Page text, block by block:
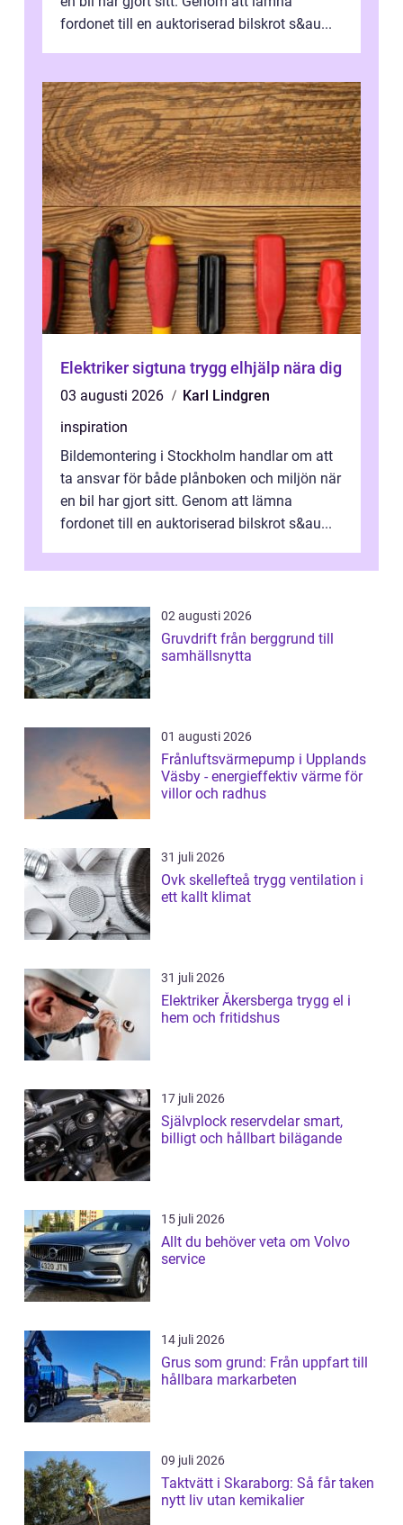
fordonet till en auktoriserad bilskrot s&au...
Elektriker sigtuna trygg elhjälp nära dig
03 augusti 2026
Karl Lindgren
inspiration
Bildemontering i Stockholm handlar om att
ta ansvar för både plånboken och miljön när
en bil har gjort sitt. Genom att lämna
fordonet till en auktoriserad bilskrot s&au...
02 augusti 2026
Gruvdrift från berggrund till
samhällsnytta
01 augusti 2026
Frånluftsvärmepump i Upplands
Väsby - energieffektiv värme för
villor och radhus
31 juli 2026
Ovk skellefteå trygg ventilation i
ett kallt klimat
31 juli 2026
Elektriker Åkersberga trygg el i
hem och fritidshus
17 juli 2026
Självplock reservdelar smart,
billigt och hållbart bilägande
15 juli 2026
Allt du behöver veta om Volvo
service
14 juli 2026
Grus som grund: Från uppfart till
hållbara markarbeten
09 juli 2026
Taktvätt i Skaraborg: Så får taken
nytt liv utan kemikalier